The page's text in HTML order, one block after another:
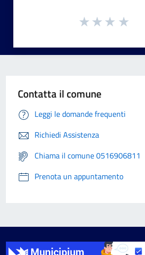
Contatta il comune
Leggi le domande frequenti
Richiedi Assistenza
Chiama il comune 0516906811
Prenota un appuntamento